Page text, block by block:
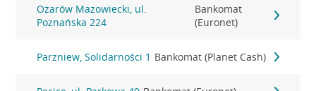
Ożarów Mazowiecki, ul.
Poznańska 224
Bankomat
(Euronet)
Parzniew, Solidarności 1 Bankomat (Planet Cash)